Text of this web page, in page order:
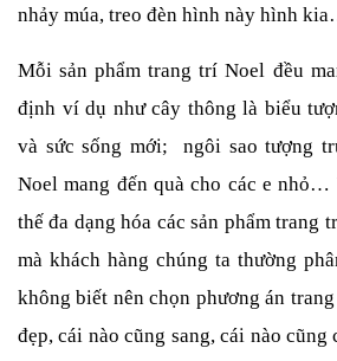
nhảy múa, treo đèn hình này hình
Mỗi sản phẩm trang trí Noel đều
định ví dụ như cây thông là biểu
và sức sống mới;
ngôi sao tượng
Noel mang đến quà cho các e
thế đa dạng hóa các sản phẩm trang
mà khách hàng chúng ta thường
không biết nên chọn phương án
đẹp, cái nào cũng sang, cái nào